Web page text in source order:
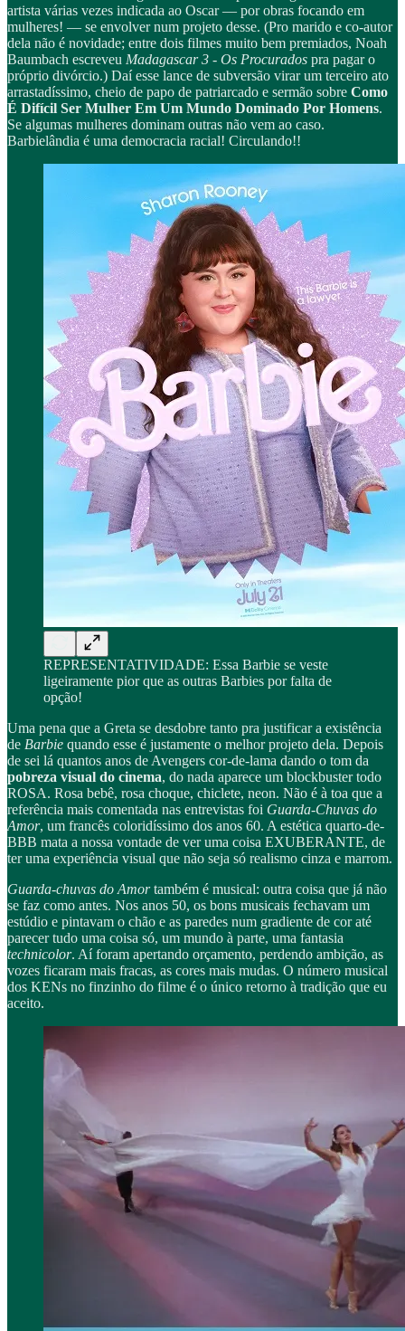
artista várias vezes indicada ao Oscar — por obras focando em
mulheres! — se envolver num projeto desse. (Pro marido e co-autor
dela não é novidade; entre dois filmes muito bem premiados, Noah
Baumbach escreveu Madagascar 3 - Os Procurados pra pagar o
próprio divórcio.) Daí esse lance de subversão virar um terceiro ato
arrastadíssimo, cheio de papo de patriarcado e sermão sobre Como
É Difícil Ser Mulher Em Um Mundo Dominado Por Homens.
Se algumas mulheres dominam outras não vem ao caso.
Barbielândia é uma democracia racial! Circulando!!
REPRESENTATIVIDADE: Essa Barbie se veste
ligeiramente pior que as outras Barbies por falta de
opção!
Uma pena que a Greta se desdobre tanto pra justificar a existência
de Barbie quando esse é justamente o melhor projeto dela. Depois
de sei lá quantos anos de Avengers cor-de-lama dando o tom da
pobreza visual do cinema, do nada aparece um blockbuster todo
ROSA. Rosa bebê, rosa choque, chiclete, neon. Não é à toa que a
referência mais comentada nas entrevistas foi Guarda-Chuvas do
Amor, um francês coloridíssimo dos anos 60. A estética quarto-de-
BBB mata a nossa vontade de ver uma coisa EXUBERANTE, de
ter uma experiência visual que não seja só realismo cinza e marrom.
Guarda-chuvas do Amortambém é musical: outra coisa que já não
se faz como antes. Nos anos 50, os bons musicais fechavam um
estúdio e pintavam o chão e as paredes num gradiente de cor até
parecer tudo uma coisa só, um mundo à parte, uma fantasia
technicolor. Aí foram apertando orçamento, perdendo ambição, as
vozes ficaram mais fracas, as cores mais mudas. O número musical
dos KENs no finzinho do filme é o único retorno à tradição que eu
aceito.